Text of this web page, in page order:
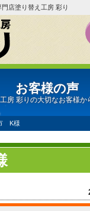
店塗り替え工房 彩り
お客様の声
房 彩りの大切なお客様か
K様